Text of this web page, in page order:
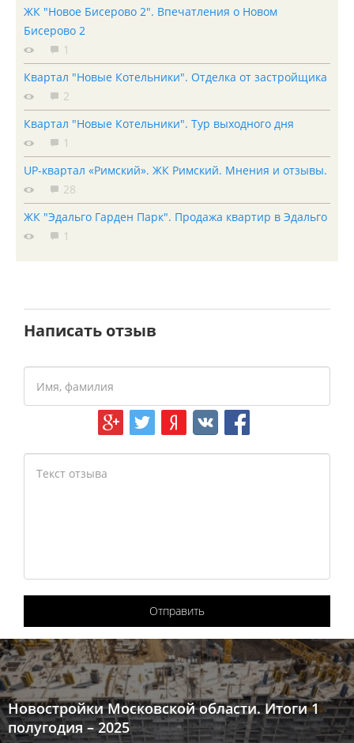
ЖК "Новое Бисерово 2". Впечатления о Новом
Бисерово 2
1
Квартал "Новые Котельники". Отделка от застройщика
2
Квартал "Новые Котельники". Тур выходного дня
1
UP-квартал «Римский». ЖК Римский. Мнения и отзывы.
28
ЖК "Эдальго Гарден Парк". Продажа квартир в Эдальго
1
Написать отзыв
Отправить
Новостройки Московской области. Итоги 1
полугодия – 2025